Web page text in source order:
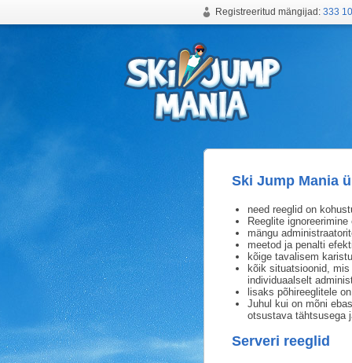
Registreeritud mängijad: 333
Ski Jump Mania
need reeglid on
Reeglite
mängu
meetod ja penalti
kõige tavalisem
kõik situatsioonid,
individuaalselt
lisaks põhireeglitele
Juhul kui on mõni
otsustava tähtsusega
Serveri reeglid